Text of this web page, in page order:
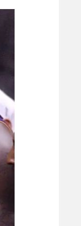
תקנון
תקנון
תקנון עבור
תנאי
תקנון
רשיון
הצטרפות